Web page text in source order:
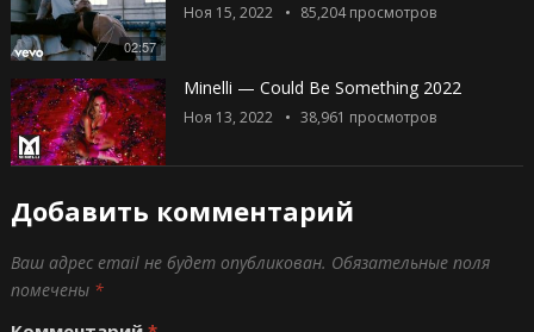
02:57
Ноя 15, 2022 85,204просмотров
Minelli — Could Be Something 2022
Ноя 13, 2022 38,961 просмотров
Добавить комментарий
Ваш адрес email не будет опубликован. Обязательные поля
помечены *